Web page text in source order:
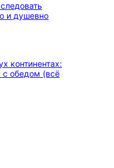
и душевно